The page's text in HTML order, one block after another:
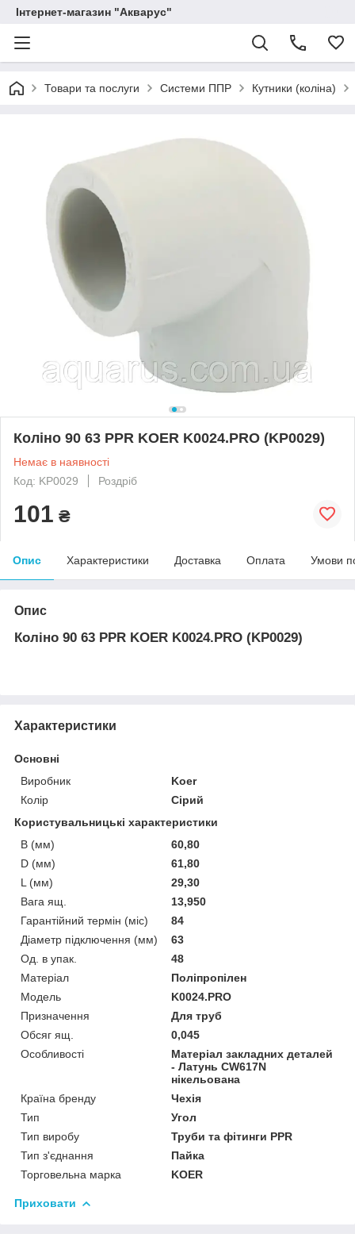
Інтернет-магазин "Акварус"
Товари та послуги Системи ППР Кутники (коліна)
Коліно 90 63 PPR KOER K0024.PRO (KP0029)
Немає в наявності
Код: KP0029
Роздріб
101 ₴
Опис Характеристики Доставка Оплата Умови
Опис
Коліно 90 63 PPR KOER K0024.PRO (KP0029)
Характеристики
Основні
Виробник
Koer
Колір
Сірий
Користувальницькі характеристики
B (мм)
60,80
D (мм)
61,80
L (мм)
29,30
Вага ящ.
13,950
Гарантійний термін (міс)
84
Діаметр підключення (мм)
63
Од. в упак.
48
Матеріал
Поліпропілен
Мoдель
K0024.PRO
Призначення
Для труб
Обсяг ящ.
0,045
Особливості
Матеріал закладних деталей
- Латунь CW617N
нікельована
Країна бренду
Чехія
Тип
Угол
Тип виробу
Труби та фітинги PPR
Тип з'єднання
Пайка
Торговельна марка
KOER
Приховати